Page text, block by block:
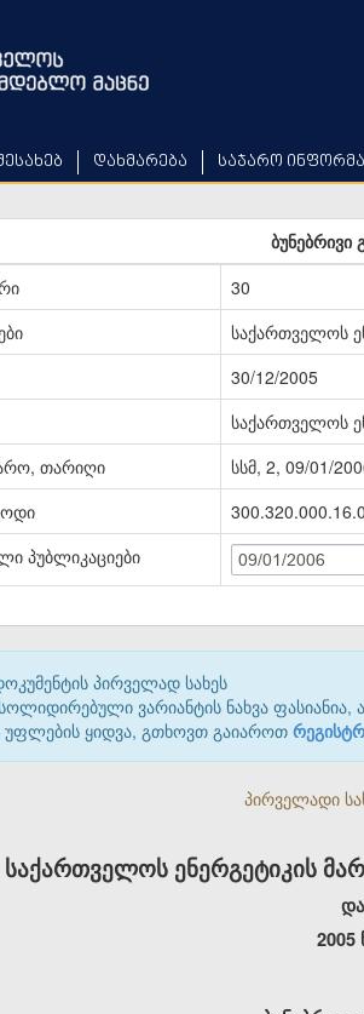
დახმარება საჯარო
ბუნებრივი
30
საქართველოს
30/12/2005
საქართველოს
თარიღი
სსმ, 2, 09/01/
პუბლიკაციები
09/01/2006
პირველად სახეს
ვარიანტის ნახვა ფასიანია,
ყიდვა, გთხოვთ გაიაროთ
პირველადი
საქართველოს ენერგეტიკის